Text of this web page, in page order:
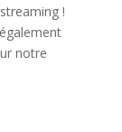
!
notre